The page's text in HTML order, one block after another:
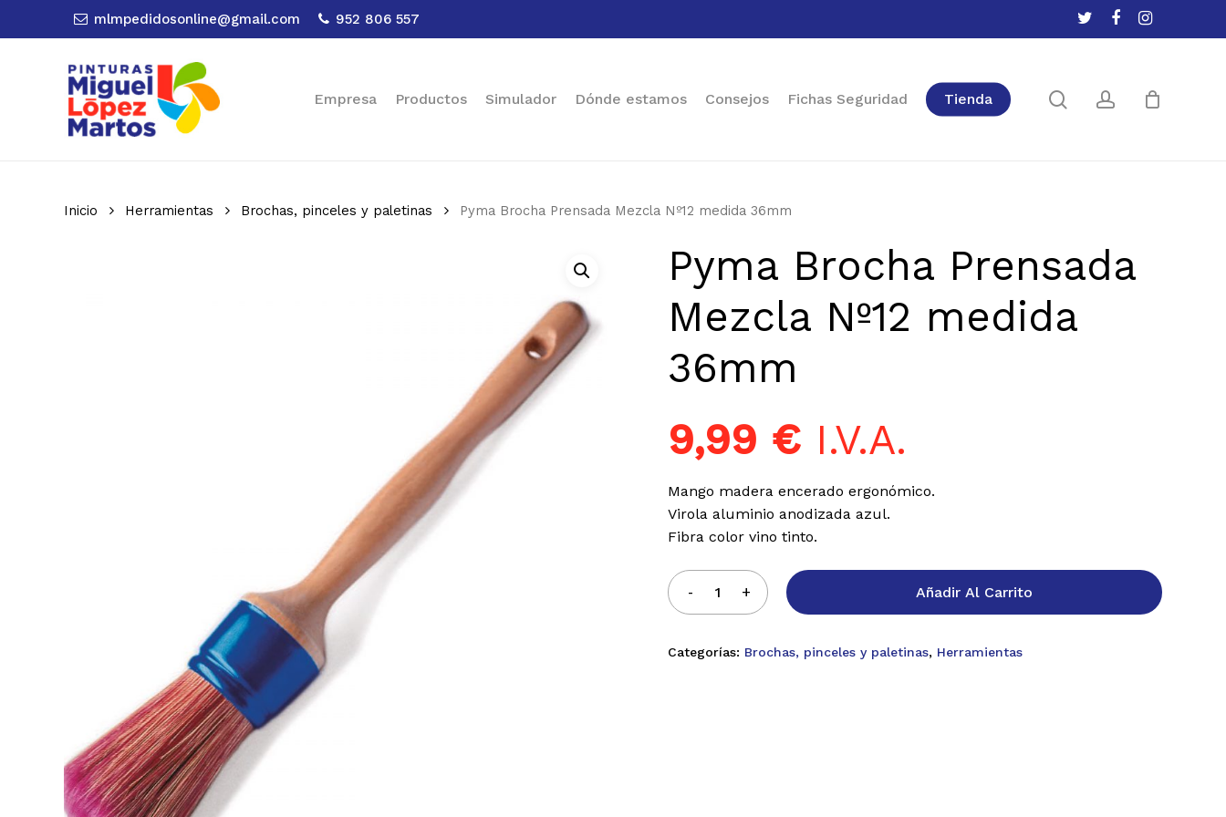
twitterfacebookinstagram
mlmpedidosonline@gmail.com 952 806 557
Empresa Productos Simulador Dónde estamos Consejos Fichas Seguridad Tienda searchaccount
Cart Close
Inicio Herramientas Brochas, pinceles y paletinas Pyma Brocha Prensada Mezcla Nº12 medida 36mm
Pyma Brocha Prensada
Mezcla Nº12 medida
36mm
9,99 € I.V.A.
Mango madera encerado ergonómico.
Virola aluminio anodizada azul.
Fibra color vino tinto.
Añadir Al Carrito
Categorías: Brochas, pinceles y paletinas, Herramientas